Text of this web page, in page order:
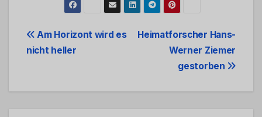
Beitrags-
Heimatforscher Hans-
Werner Ziemer
gestorben
Am Horizont wird es
nicht heller